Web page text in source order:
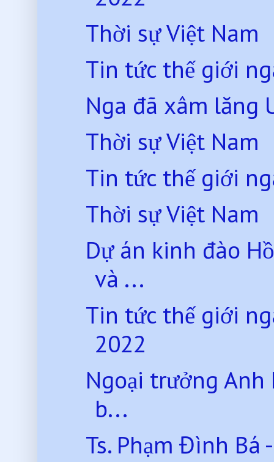
Thời sự Việt Nam
Tin tức thế giới
Nga đã xâm lăng
Thời sự Việt Nam
Tin tức thế giới
Thời sự Việt Nam
Dự án kinh đào
và ...
Tin tức thế giới
2022
Ngoại trưởng Anh
b...
Ts. Phạm Đình